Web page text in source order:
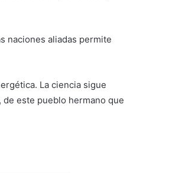
naciones aliadas permite
La ciencia sigue
de este pueblo hermano que